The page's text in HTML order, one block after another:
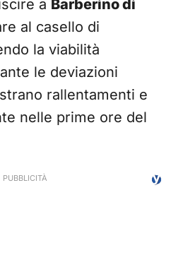
a Barberino di
al casello di
la viabilità
le deviazioni
rallentamenti e
nelle prime ore del